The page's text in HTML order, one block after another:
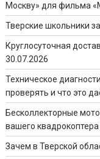
Москву» для фильма
Тверские школьники
Круглосуточная
30.07.2026
Техническое
проверять и что это
Бесколлекторные
вашего квадрокоптера
Зачем в Тверской